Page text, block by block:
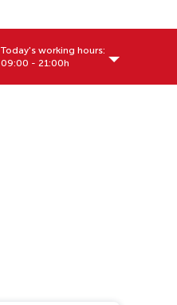
Today's working hours:
09:00 - 21:00h